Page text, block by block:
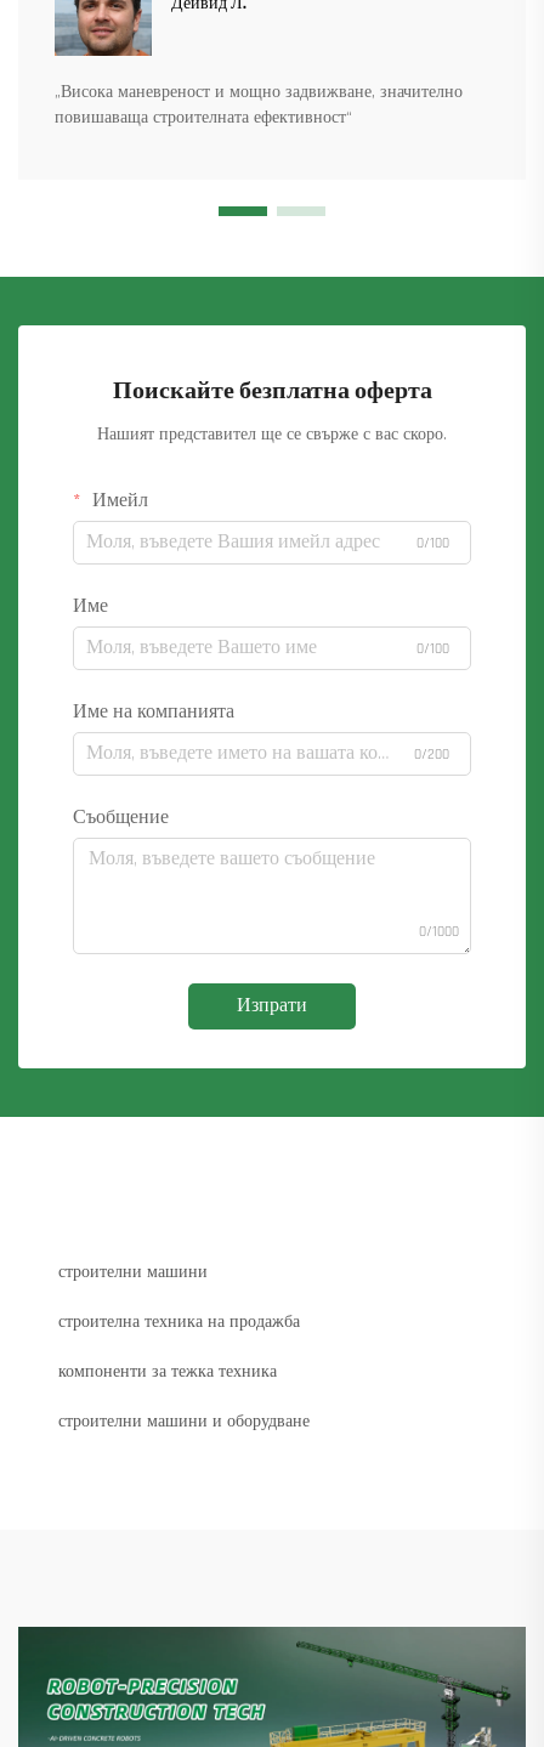
„Висока маневреност и мощно задвижване, значително
повишаваща строителната ефективност“
Поискайте безплатна оферта
Нашият представител ще се свърже с вас скоро.
Имейл
0/100
Име
0/100
Име на компанията
0/200
Съобщение
0/1000
Изпрати
строителни машини
строителна техника на продажба
компоненти за тежка техника
строителни машини и оборудване